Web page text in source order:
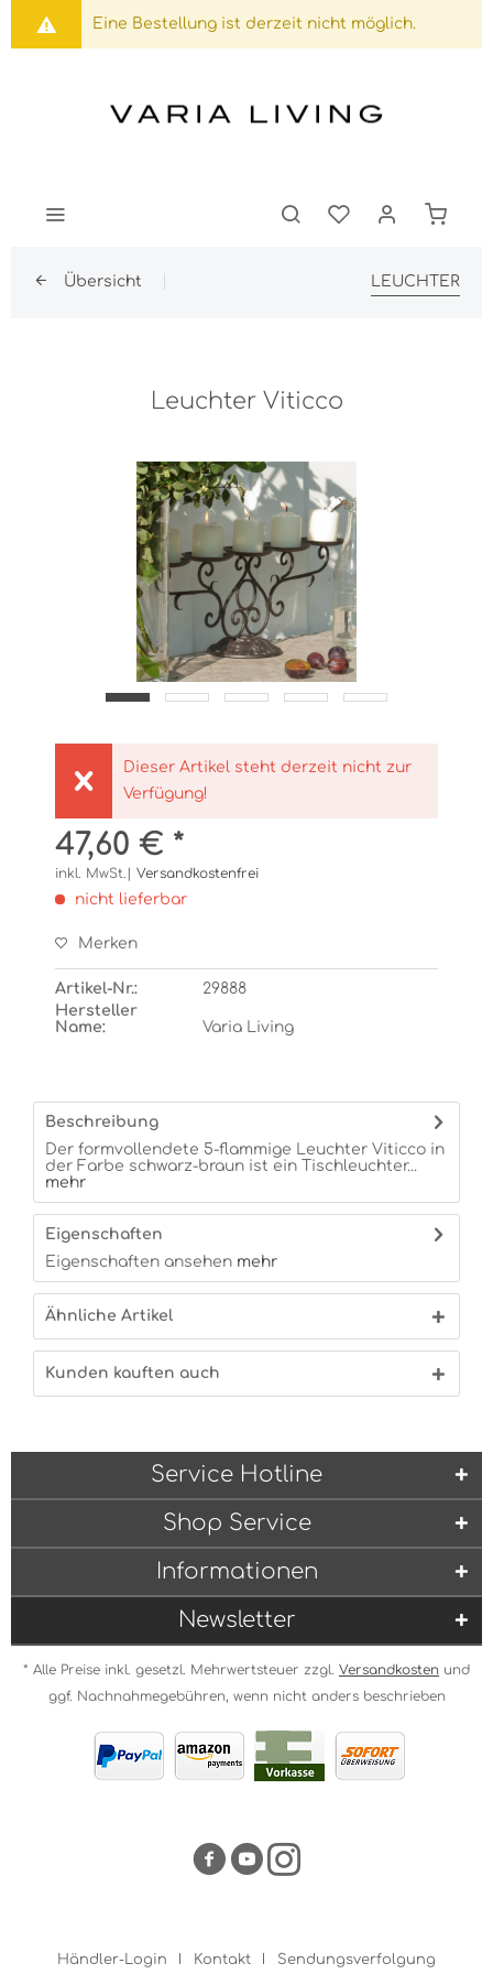
Eine Bestellung ist derzeit nicht möglich.
Übersicht LEUCHTER
Leuchter Viticco
Dieser Artikel steht derzeit nicht zur
Verfügung!
47,60 € *
inkl. MwSt.| Versandkostenfrei
nicht lieferbar
Merken
Artikel-Nr.:
29888
Hersteller
Name:
Varia Living
Beschreibung
Der formvollendete 5-flammige Leuchter Viticco in
der Farbe schwarz-braun ist ein Tischleuchter...
mehr
Eigenschaften
Eigenschaften ansehen mehr
Ähnliche Artikel
Kunden kauften auch
Service Hotline
Shop Service
Informationen
Newsletter
* Alle Preise inkl. gesetzl. Mehrwertsteuer zzgl. Versandkosten und
ggf. Nachnahmegebühren, wenn nicht anders beschrieben
Händler-Login Kontakt Sendungsverfolgung